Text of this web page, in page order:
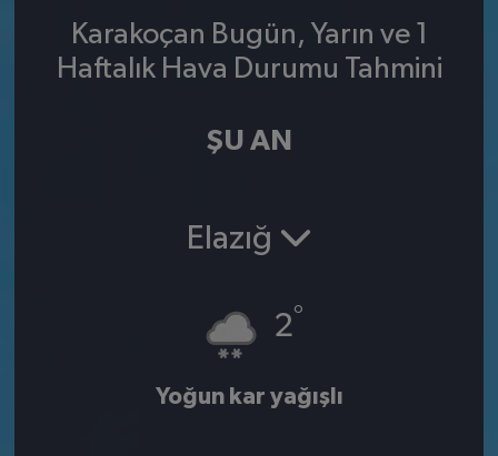
Karakoçan Bugün, Yarın ve 1
Haftalık Hava Durumu Tahmini
ŞU AN
Elazığ
2°
Yoğun kar yağışlı
Süper Lig Puan Durumu ve Fikstür